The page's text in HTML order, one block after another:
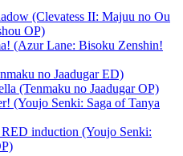
(Clevatess II: Majuu no Ou
OP)
(Azur Lane: Bisoku Zenshin!
no Jaadugar ED)
(Tenmaku no Jaadugar OP)
(Youjo Senki: Saga of Tanya
induction (Youjo Senki: